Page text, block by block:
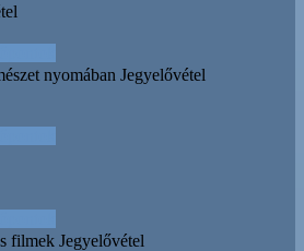
nyomában Jegyelővétel
filmek Jegyelővétel